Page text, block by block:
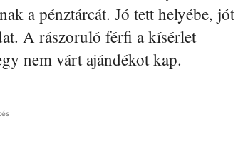
a pénztárcát. Jó tett helyébe, jót
A rászoruló férfi a kísérlet
nem várt ajándékot kap.